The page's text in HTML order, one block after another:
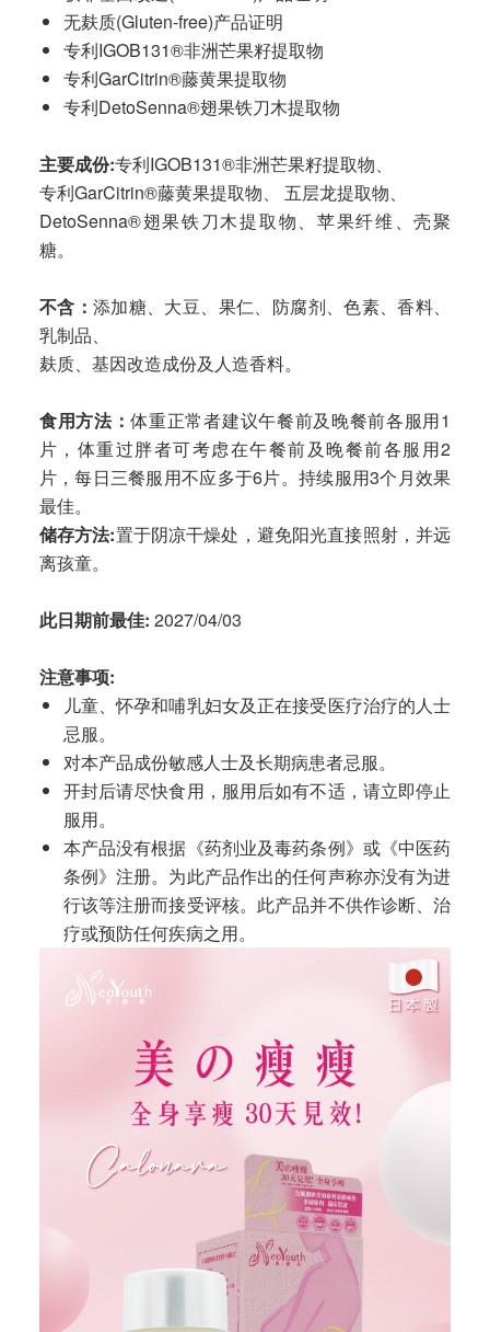
无麸质(Gluten-free)产品证明
专利IGOB131®非洲芒果籽提取物
专利GarCitrin®藤黄果提取物
专利DetoSenna®翅果铁刀木提取物
主要成份:专利IGOB131®非洲芒果籽提取物、
专利GarCitrin®藤黄果提取物、 五层龙提取物、
DetoSenna®翅果铁刀木提取物、苹果纤维、壳聚
糖。
不含： 添加糖、大豆、果仁、防腐剂、色素、香料、
乳制品、
麸质、基因改造成份及人造香料。
食用方法：体重正常者建议午餐前及晚餐前各服用1
片，体重过胖者可考虑在午餐前及晚餐前各服用2
片，每日三餐服用不应多于6片。持续服用3个月效果
最佳。
储存方法:置于阴凉干燥处，避免阳光直接照射，并远
离孩童。
此日期前最佳: 2027/04/03
注意事项:
儿童、怀孕和哺乳妇女及正在接受医疗治疗的人士
忌服。
对本产品成份敏感人士及长期病患者忌服。
开封后请尽快食用，服用后如有不适，请立即停止
服用。
本产品没有根据《药剂业及毒药条例》或《中医药
条例》注册。为此产品作出的任何声称亦没有为进
行该等注册而接受评核。此产品并不供作诊断、治
疗或预防任何疾病之用。